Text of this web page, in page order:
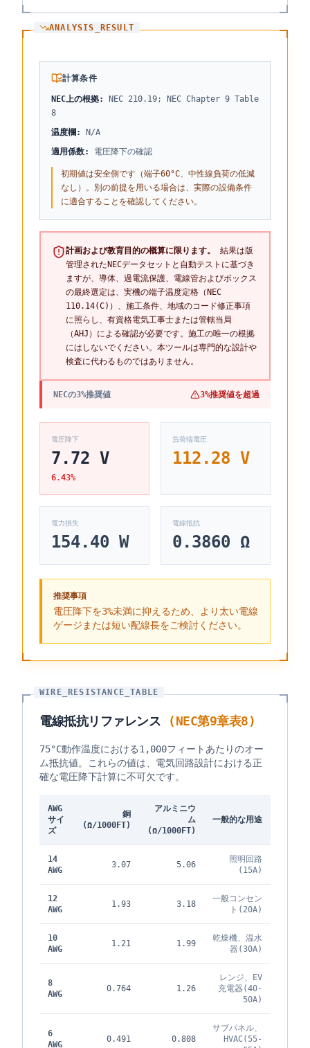
ANALYSIS_RESULT
計算条件
NEC上の根拠:
NEC 210.19; NEC Chapter 9 Table
8
温度欄 :
N/A
適用係数: 電圧降下の確認
初期値は安全側です（端子60°C、中性線負荷の低減
なし）。別の前提を用いる場合は、実際の設備条件
に適合することを確認してください。
計画および教育目的の概算に限ります。
結果は版
管理されたNECデータセットと自動テストに基づき
ますが、導体、過電流保護、電線管およびボックス
の最終選定は、実機の端子温度定格（NEC
110.14(C)）、施工条件、地域のコード修正事項
に照らし、有資格電気工事士または管轄当局
（AHJ）による確認が必要です。施工の唯一の根拠
にはしないでください。本ツールは専門的な設計や
検査に代わるものではありません。
NECの3%推奨値 3%推奨値を超過
電圧降下
7.72 V
6.43%
負荷端電圧
112.28 V
電力損失
154.40 W
電線抵抗
0.3860 Ω
推奨事項
電圧降下を3%未満に抑えるため、より太い電線
ゲージまたは短い配線長をご検討ください。
WIRE_RESISTANCE_TABLE
電線抵抗リファレンス (NEC第9章表8)
75°C動作温度における1,000フィートあたりのオー
ム抵抗値。これらの値は、電気回路設計における正
確な電圧降下計算に不可欠です。
AWG
サイ
ズ
銅
(Ω/1000FT)
アルミニウ
ム
(Ω/1000FT)
一般的な用途
14
AWG
3.07 5.06
照明回路
(15A)
12
AWG
1.93 3.18
一般コンセン
ト(20A)
10
AWG
1.21 1.99
乾燥機、温水
器(30A)
8
AWG
0.764 1.26
レンジ、EV
充電器(40-
50A)
6
AWG
0.491 0.808
サブパネル、
HVAC(55-